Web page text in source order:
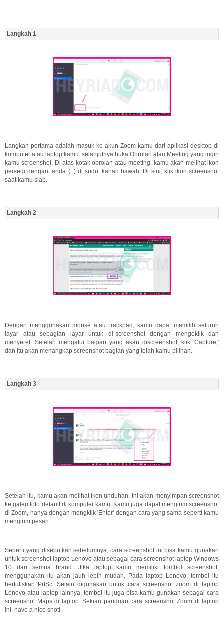
Langkah 1
Langkah pertama adalah masuk ke akun Zoom kamu dari aplikasi desktop di
komputer atau laptop kamu. selanjutnya buka Obrolan atau Meeting yang ingin
kamu screenshot. Di atas kotak obrolan atau meeting, kamu akan melihat ikon
persegi dengan tanda (+) di sudut kanan bawah. Di sini, klik ikon screenshot
saat kamu siap.
Langkah 2
Dengan menggunakan mouse atau trackpad, kamu dapat memilih seluruh
layar atau sebagian layar untuk di-screenshot dengan mengeklik dan
menyeret. Setelah mengatur bagian yang akan discreenshot, klik 'Capture,'
dan itu akan menangkap screenshot bagian yang telah kamu pilihan.
Langkah 3
Setelah itu, kamu akan melihat ikon unduhan. Ini akan menyimpan screenshot
ke galeri foto default di komputer kamu. Kamu juga dapat mengirim screenshot
di Zoom, hanya dengan mengklik 'Enter' dengan cara yang sama seperti kamu
mengirim pesan.
Seperti yang disebutkan sebelumnya, cara screenshot ini bisa kamu gunakan
untuk screenshot laptop Lenovo atau sebagai cara screenshot laptop Windows
10 dari semua brand. Jika laptop kamu memiliki tombol screenshot,
menggunakan itu akan jauh lebih mudah. Pada laptop Lenovo, tombol itu
bertuliskan PrtSc. Selain digunakan untuk cara screenshot zoom di laptop
Lenovo atau laptop lainnya, tombol itu juga bisa kamu gunakan sebagai cara
screenshot Maps di laptop. Sekian panduan cara screenshot Zoom di laptop
ini, have a nice shot!